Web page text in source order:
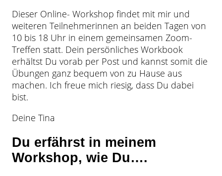
Dieser Online- Workshop findet mit mir und
weiteren Teilnehmerinnen an beiden Tagen von
10 bis 18 Uhr in einem gemeinsamen Zoom-
Treffen statt. Dein persönliches Workbook
erhältst Du vorab per Post und kannst somit die
Übungen ganz bequem von zu Hause aus
machen. Ich freue mich riesig, dass Du dabei
bist.
Deine Tina
Du erfährst in meinem
Workshop, wie Du….